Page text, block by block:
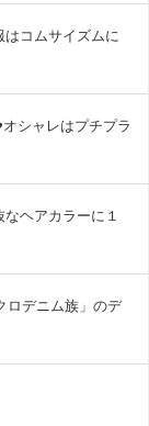
はコムサイズムに
シャレはプチプラ
ヘアカラーに１
ロデニム族」のデ